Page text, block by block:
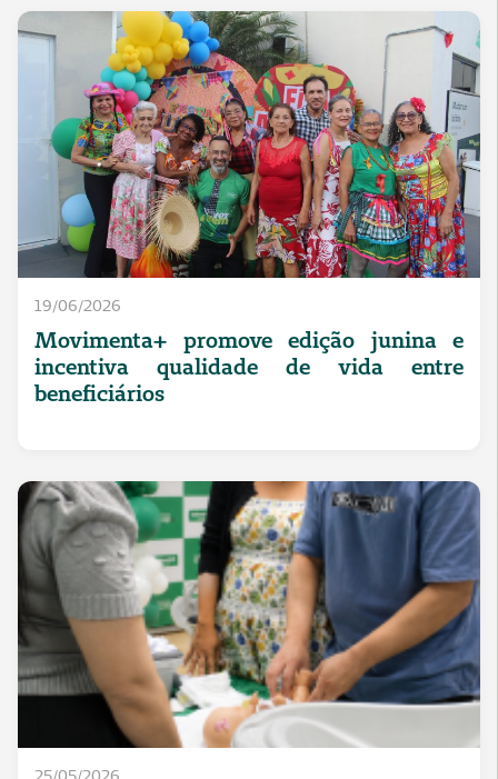
19/06/2026
Movimenta+ promove edição junina e
incentiva qualidade de vida entre
beneficiários